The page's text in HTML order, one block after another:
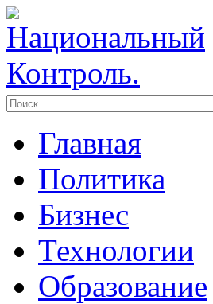
Главная
Политика
Бизнес
Технологии
Образование